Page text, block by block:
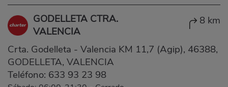
GODELLETA CTRA.
VALENCIA
8 km
Crta. Godelleta - Valencia KM 11,7 (Agip), 46388,
GODELLETA, VALENCIA
Teléfono: 633 93 23 98